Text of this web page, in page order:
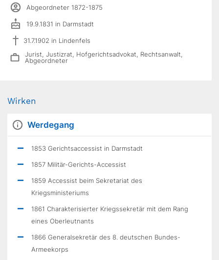
Abgeordneter 1872-1875
19.9.1831 in Darmstadt
31.7.1902 in Lindenfels
Jurist, Justizrat, Hofgerichtsadvokat, Rechtsanwalt,
Abgeordneter
Wirken
Werdegang
1853 Gerichtsaccessist in Darmstadt
1857 Militär-Gerichts-Accessist
1859 Accessist beim Sekretariat des
Kriegsministeriums
1861 Charakterisierter Kriegssekretär mit dem Rang
eines Oberleutnants
1866 Generalsekretär des 8. deutschen Bundes-
Armeekorps